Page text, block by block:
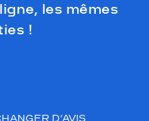
les mêmes
!
D’AVIS